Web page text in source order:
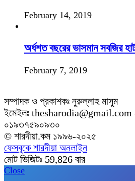
February 14, 2019
অর্ধশত বছরের ভাসমান সবজির
February 7, 2019
সম্পাদক ও প্রকাশকঃ নুরুল্লাহ মাসুম
ইমেইলঃ thesharodia@gmail.com
০১৯৩৭৫৯০৯৩০
© শারদীয়া.কম ১৯৯৬-২০২৫
ফেসবুকে শারদীয়া অনলাইন
মোট ভিজিটঃ 59,826 বার
Close